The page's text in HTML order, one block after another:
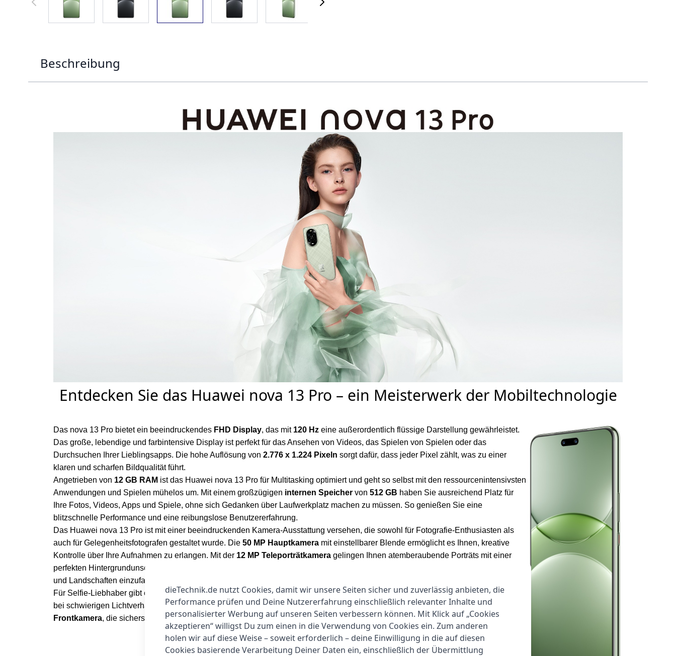
Beschreibung
Entdecken Sie das Huawei nova 13 Pro – ein Meisterwerk der Mobiltechnologie
Das nova 13 Pro bietet ein beeindruckendes FHD Display, das mit 120 Hz eine außerordentlich flüssige Darstellung gewährleistet.
Das große, lebendige und farbintensive Display ist perfekt für das Ansehen von Videos, das Spielen von Spielen oder das
Durchsuchen Ihrer Lieblingsapps. Die hohe Auflösung von 2.776 x 1.224 Pixeln sorgt dafür, dass jeder Pixel zählt, was zu einer
klaren und scharfen Bildqualität führt.
Angetrieben von 12 GB RAM ist das Huawei nova 13 Pro für Multitasking optimiert und geht so selbst mit den ressourcenintensivsten
Anwendungen und Spielen mühelos um. Mit einem großzügigen internen Speicher von 512 GB haben Sie ausreichend Platz für
Ihre Fotos, Videos, Apps und Spiele, ohne sich Gedanken über Laufwerkplatz machen zu müssen. So genießen Sie eine
blitzschnelle Performance und eine reibungslose Benutzererfahrung.
Das Huawei nova 13 Pro ist mit einer beeindruckenden Kamera-Ausstattung versehen, die sowohl für Fotografie-Enthusiasten als
auch für Gelegenheitsfotografen gestaltet wurde. Die 50 MP Hauptkamera mit einstellbarer Blende ermöglicht es Ihnen, kreative
Kontrolle über Ihre Aufnahmen zu erlangen. Mit der 12 MP Teleporträtkamera gelingen Ihnen atemberaubende Porträts mit einer
perfekten Hintergrundunschärfe, während die
und Landschaften einzufangen.
Für Selfie-Liebhaber gibt es die60 MP Ultra-Weitwinkel-Autofokus-Frontkamera, die fantastische und detailreiche Selfies selbst
bei schwierigen Lichtverhältnissen liefert. Ergänzt wird die Frontkameratechnologie durch eine8 MP Nahaufnahme-Porträt-
Frontkamera, die sicherstellt, dass Ihre Selbstporträts stets beeindruckend aussehen und Sie in jedem Licht perfekt in Szene setzt.
dieTechnik.de nutzt Cookies, damit wir unsere Seiten sicher und zuverlässig anbieten, die
Performance prüfen und Deine Nutzererfahrung einschließlich relevanter Inhalte und
personalisierter Werbung auf unseren Seiten verbessern können. Mit Klick auf „Cookies
akzeptieren“ willigst Du zum einen in die Verwendung von Cookies ein. Zum anderen
holen wir auf diese Weise – soweit erforderlich – deine Einwilligung in die auf diesen
Cookies basierende Verarbeitung Deiner Daten ein, einschließlich der Übermittlung